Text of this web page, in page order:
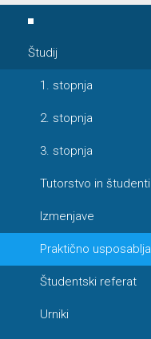
Študij
1. stopnja
2. stopnja
3. stopnja
Tutorstvo in
Izmenjave
Praktično
Študentski referat
Urniki